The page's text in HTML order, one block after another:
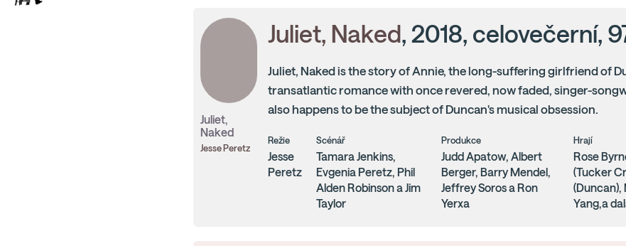
Juliet,
Naked
Jesse Peretz
Juliet, Naked, 2018, celovečerní,
Juliet, Naked is the story of Annie, the long-suffering girlfriend of
transatlantic romance with once revered, now faded, singer-
also happens to be the subject of Duncan's musical obsession.
Režie
Jesse
Peretz
Scénář
Tamara Jenkins,
Evgenia Peretz, Phil
Alden Robinson a Jim
Taylor
Produkce
Judd Apatow, Albert
Berger, Barry Mendel,
Jeffrey Soros a Ron
Yerxa
Hrají
Rose
(Tucker
(Duncan),
Yang,a